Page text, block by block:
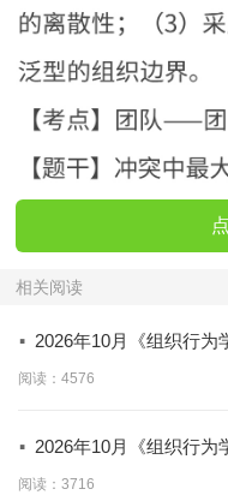
相关阅读
· 2026年10月《组织行为
必背】
阅读：4576
· 2026年10月《组织行为
学】
阅读：3716